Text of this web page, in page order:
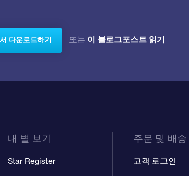
다운로드하기 또는 이 블로그포스트 읽기
내 별 보기
Star Register
주문 및 배송
고객 로그인